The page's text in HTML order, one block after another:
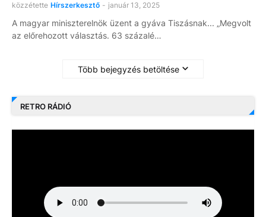
közzétette Hírszerkesztő - január 13, 2025
A magyar miniszterelnök üzent a gyáva Tiszásnak... „Megvolt
az előrehozott választás. 63 százalé…
Több bejegyzés betöltése
RETRO RÁDIÓ